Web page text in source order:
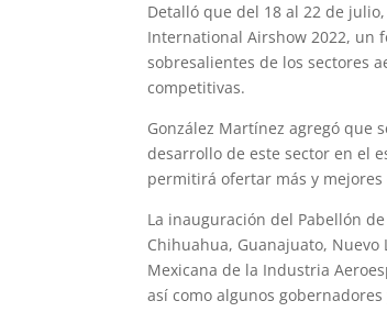
Detalló que del 18 al 22 de
International Airshow 2022, un
sobresalientes de los sectores
competitivas.
González Martínez agregó que
desarrollo de este sector en el
permitirá ofertar más y
La inauguración del Pabellón
Chihuahua, Guanajuato,
Mexicana de la Industria
así como algunos